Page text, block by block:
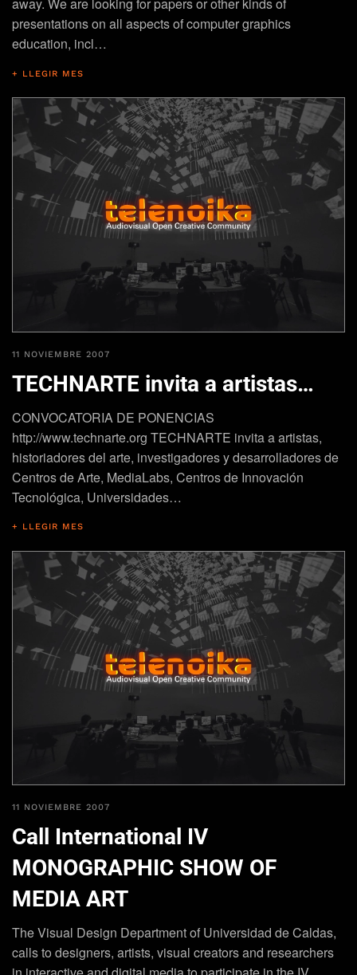
away. We are looking for papers or other kinds of
presentations on all aspects of computer graphics
education, incl…
+ LLEGIR MES
11 NOVIEMBRE 2007
TECHNARTE invita a artistas…
CONVOCATORIA DE PONENCIAS
http://www.technarte.org TECHNARTE invita a artistas,
historiadores del arte, investigadores y desarrolladores de
Centros de Arte, MediaLabs, Centros de Innovación
Tecnológica, Universidades…
+ LLEGIR MES
11 NOVIEMBRE 2007
Call International IV
MONOGRAPHIC SHOW OF
MEDIA ART
The Visual Design Department of Universidad de Caldas,
calls to designers, artists, visual creators and researchers